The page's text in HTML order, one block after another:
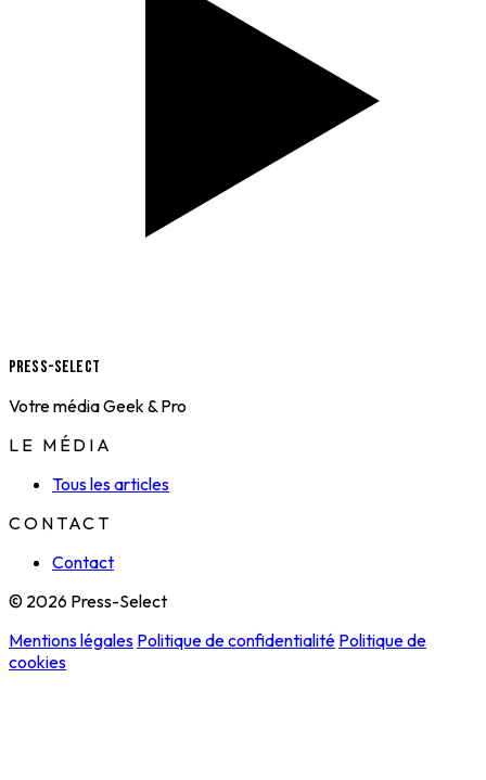
Press-Select
Votre média Geek & Pro
LE MÉDIA
Tous les articles
CONTACT
Contact
© 2026 Press-Select
Mentions légales Politique de confidentialité Politique de
cookies